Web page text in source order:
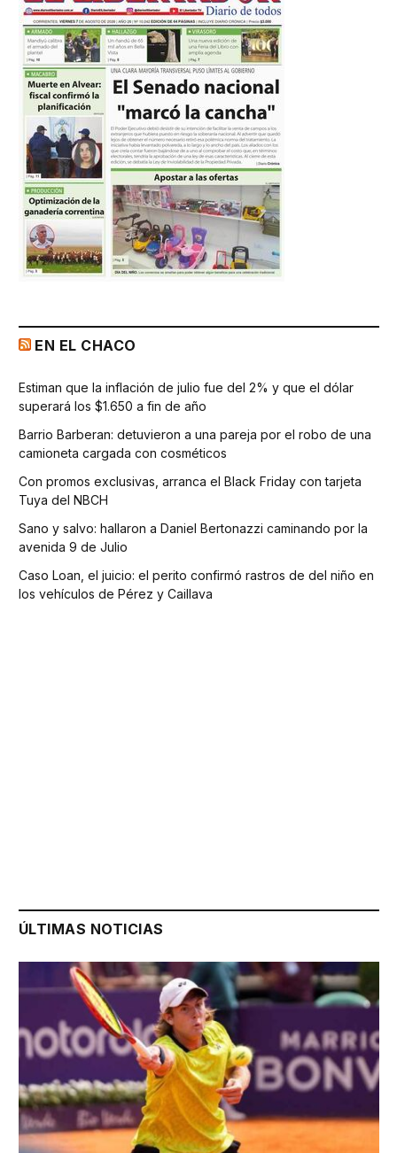
EN EL CHACO
Estiman que la inflación de julio fue del 2% y que el dólar
superará los $1.650 a fin de año
Barrio Barberan: detuvieron a una pareja por el robo de una
camioneta cargada con cosméticos
Con promos exclusivas, arranca el Black Friday con tarjeta
Tuya del NBCH
Sano y salvo: hallaron a Daniel Bertonazzi caminando por la
avenida 9 de Julio
Caso Loan, el juicio: el perito confirmó rastros de del niño en
los vehículos de Pérez y Caillava
ÚLTIMAS NOTICIAS